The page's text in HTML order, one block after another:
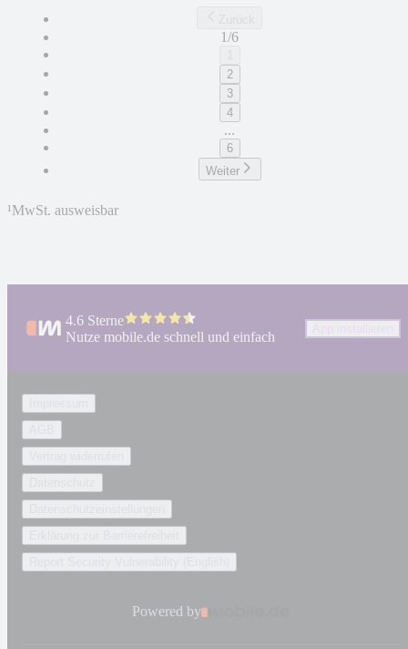
1/6
2
3
4
...
6
Weiter
¹MwSt. ausweisbar
4.6 Sterne
Nutze mobile.de schnell und einfach
Powered by